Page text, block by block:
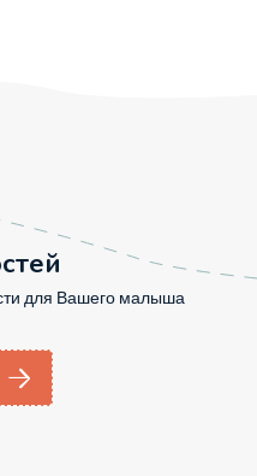
для Вашего малыша